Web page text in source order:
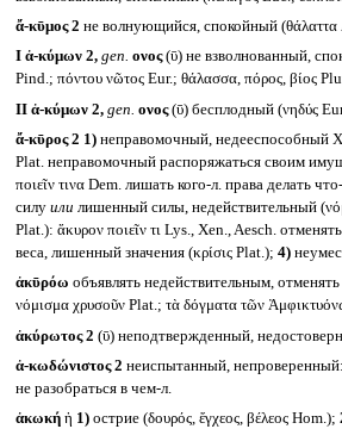
ἄ-κῡμος 2 не волнующийся, спокойный (θάλαττα
I ἀ-κύμων 2, gen. ονος(ῡ) не взволнованный,
Pind.; πόντου νῶτος Eur.; θάλασσα, πόρος, βίος
II ἀ-κύμων 2, gen. ονος(ῡ) бесплодный (νηδύς
ἄ-κῡρος 2 1)неправомочный, недееспособный
Plat. неправомочный распоряжаться своим
ποιεῖν τινα Dem. лишать кого-л. права делать
силу или лишенный силы, недействительный
Plat.): ἄκυρον ποιεῖν τι Lys., Xen., Aesch.
веса, лишенный значения (κρίσις Plat.); 4)
ἀκῡρόω объявлять недействительным, отменять
νόμισμα χρυσοῦν Plat.; τὰ δόγματα τῶν
ἀκύρωτος 2 (ῡ) неподтвержденный,
ἀ-κωδώνιστος 2 неиспытанный,
не разобраться в чем-л.
ἀκωκή ἡ 1)острие (δουρός, ἔγχεος, βέλεος Hom.);